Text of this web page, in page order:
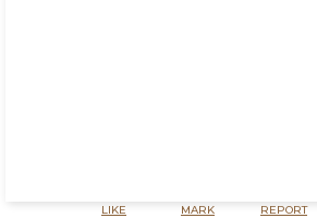
LIKE MARK
REPORT